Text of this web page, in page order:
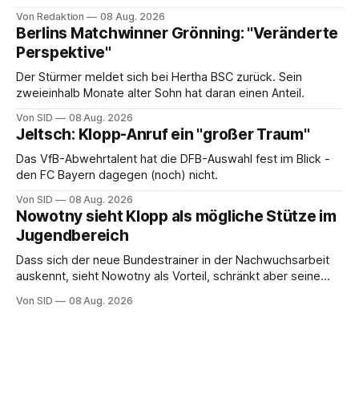
Von Redaktion 08 Aug. 2026
Berlins Matchwinner Grönning: "Veränderte
Perspektive"
Der Stürmer meldet sich bei Hertha BSC zurück. Sein
zweieinhalb Monate alter Sohn hat daran einen Anteil.
Von SID 08 Aug. 2026
Jeltsch: Klopp-Anruf ein "großer Traum"
Das VfB-Abwehrtalent hat die DFB-Auswahl fest im Blick -
den FC Bayern dagegen (noch) nicht.
Von SID 08 Aug. 2026
Nowotny sieht Klopp als mögliche Stütze im
Jugendbereich
Dass sich der neue Bundestrainer in der Nachwuchsarbeit
auskennt, sieht Nowotny als Vorteil, schränkt aber seine
Von SID 08 Aug. 2026